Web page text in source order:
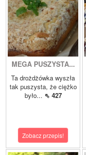
MEGA PUSZYSTA...
Ta drożdżówka wyszła
tak puszysta, że ciężko
było... ⇖ 427
Zobacz przepis!